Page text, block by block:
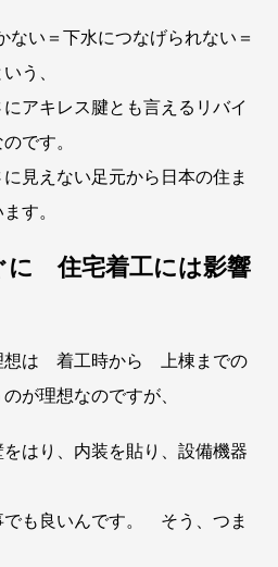
ない＝下水につなげられない＝
う、
アキレス腱とも言えるリバイ
です。
見えない足元から日本の住ま
す。
住宅着工には影響
は 着工時から 上棟までの
が理想なのですが、
はり、内装を貼り、設備機器
も良いんです。 そう、つま